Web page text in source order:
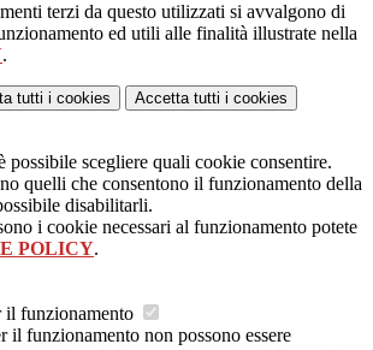
terzi da questo utilizzati si avvalgono di
ed utili alle finalità illustrate nella
.
tutti i cookies Accetta tutti i cookies
possibile scegliere quali cookie consentire.
quelli che consentono il funzionamento della
disabilitarli.
i cookie necessari al funzionamento potete
POLICY.
il funzionamento
il funzionamento non possono essere